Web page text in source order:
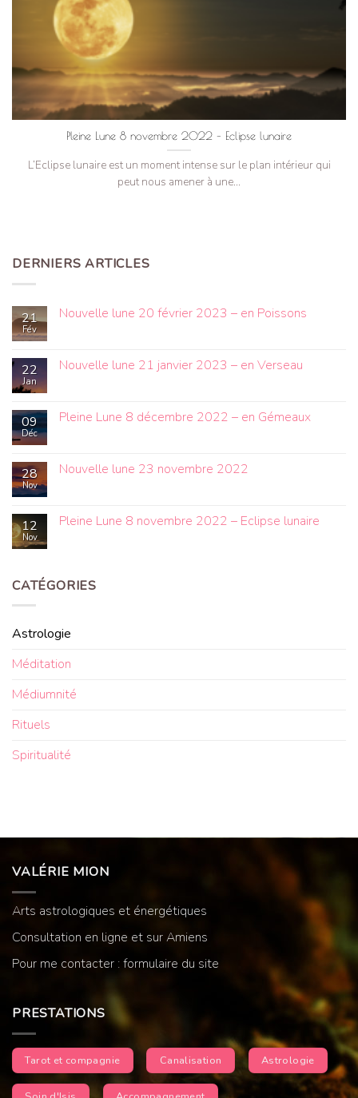
Pleine Lune 8 novembre 2022 – Eclipse lunaire
L’Eclipse lunaire est un moment intense sur le plan intérieur qui
peut nous amener à une...
DERNIERS ARTICLES
21
Fév
Nouvelle lune 20 février 2023 – en Poissons
22
Jan
Nouvelle lune 21 janvier 2023 – en Verseau
09
Déc
Pleine Lune 8 décembre 2022 – en Gémeaux
28
Nov
Nouvelle lune 23 novembre 2022
12
Nov
Pleine Lune 8 novembre 2022 – Eclipse lunaire
CATÉGORIES
Astrologie
Méditation
Médiumnité
Rituels
Spiritualité
VALÉRIE MION
Arts astrologiques et énergétiques
Consultation en ligne et sur Amiens
Pour me contacter : formulaire du site
PRESTATIONS
Tarot et compagnie Canalisation Astrologie